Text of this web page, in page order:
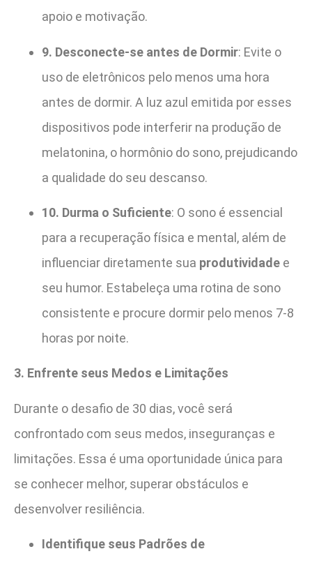
apoio e motivação.
9. Desconecte-se antes de Dormir: Evite o
uso de eletrônicos pelo menos uma hora
antes de dormir. A luz azul emitida por esses
dispositivos pode interferir na produção de
melatonina, o hormônio do sono, prejudicando
a qualidade do seu descanso.
10. Durma o Suficiente: O sono é essencial
para a recuperação física e mental, além de
influenciar diretamente sua produtividade e
seu humor. Estabeleça uma rotina de sono
consistente e procure dormir pelo menos 7-8
horas por noite.
3. Enfrente seus Medos e Limitações
Durante o desafio de 30 dias, você será
confrontado com seus medos, inseguranças e
limitações. Essa é uma oportunidade única para
se conhecer melhor, superar obstáculos e
desenvolver resiliência.
Identifique seus Padrões de